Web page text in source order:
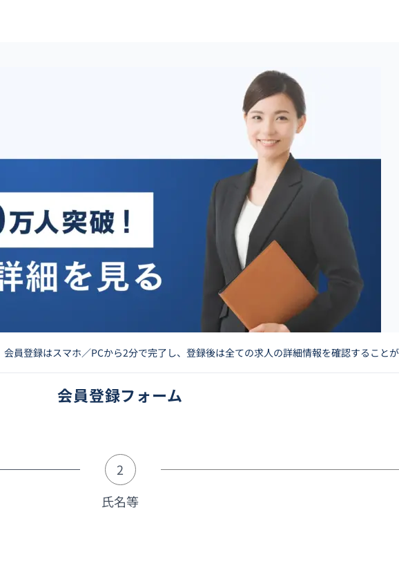
員登録はスマホ／PCから2分で完了し、登録後は全ての求人の詳細情報を確認することが
会員登録フォーム
2
氏名等